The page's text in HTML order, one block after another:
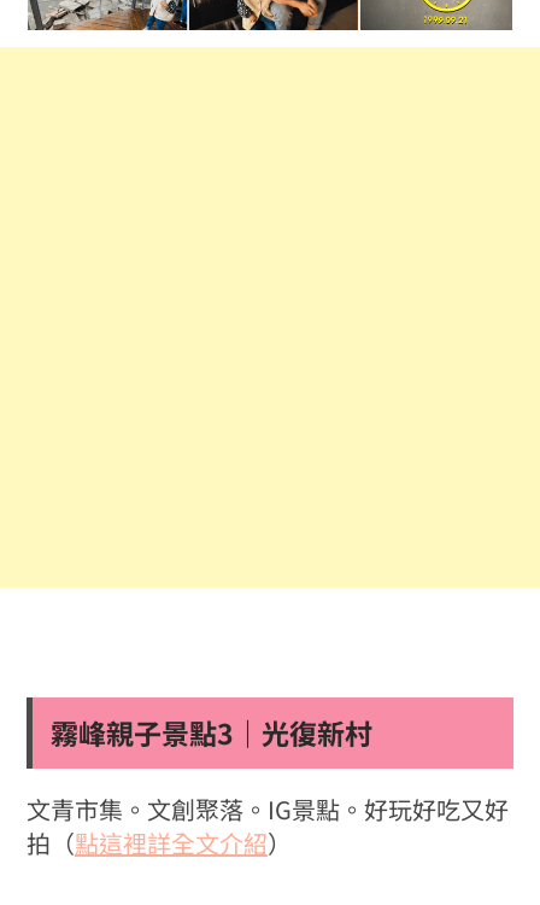
霧峰親子景點3｜光復新村
文青市集。文創聚落。IG景點。好玩好吃又好
拍（點這裡詳全文介紹）